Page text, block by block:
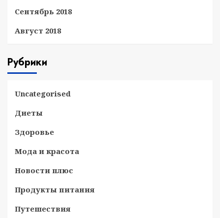
Сентябрь 2018
Август 2018
Рубрики
Uncategorised
Диеты
Здоровье
Мода и красота
Новости плюс
Продукты питания
Путешествия